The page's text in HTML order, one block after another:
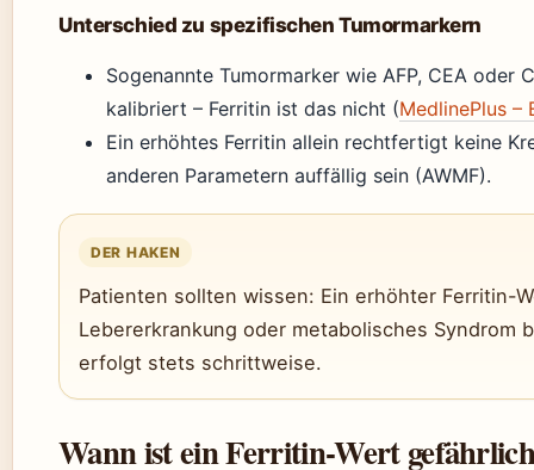
Unterschied zu spezifischen Tumormarkern
Sogenannte Tumormarker wie AFP, CEA oder
kalibriert – Ferritin ist das nicht (MedlinePlus –
Ein erhöhtes Ferritin allein rechtfertigt keine
anderen Parametern auffällig sein (AWMF).
DER HAKEN
Patienten sollten wissen: Ein erhöhter Ferritin-
Lebererkrankung oder metabolisches Syndrom
erfolgt stets schrittweise.
Wann ist ein Ferritin-Wert